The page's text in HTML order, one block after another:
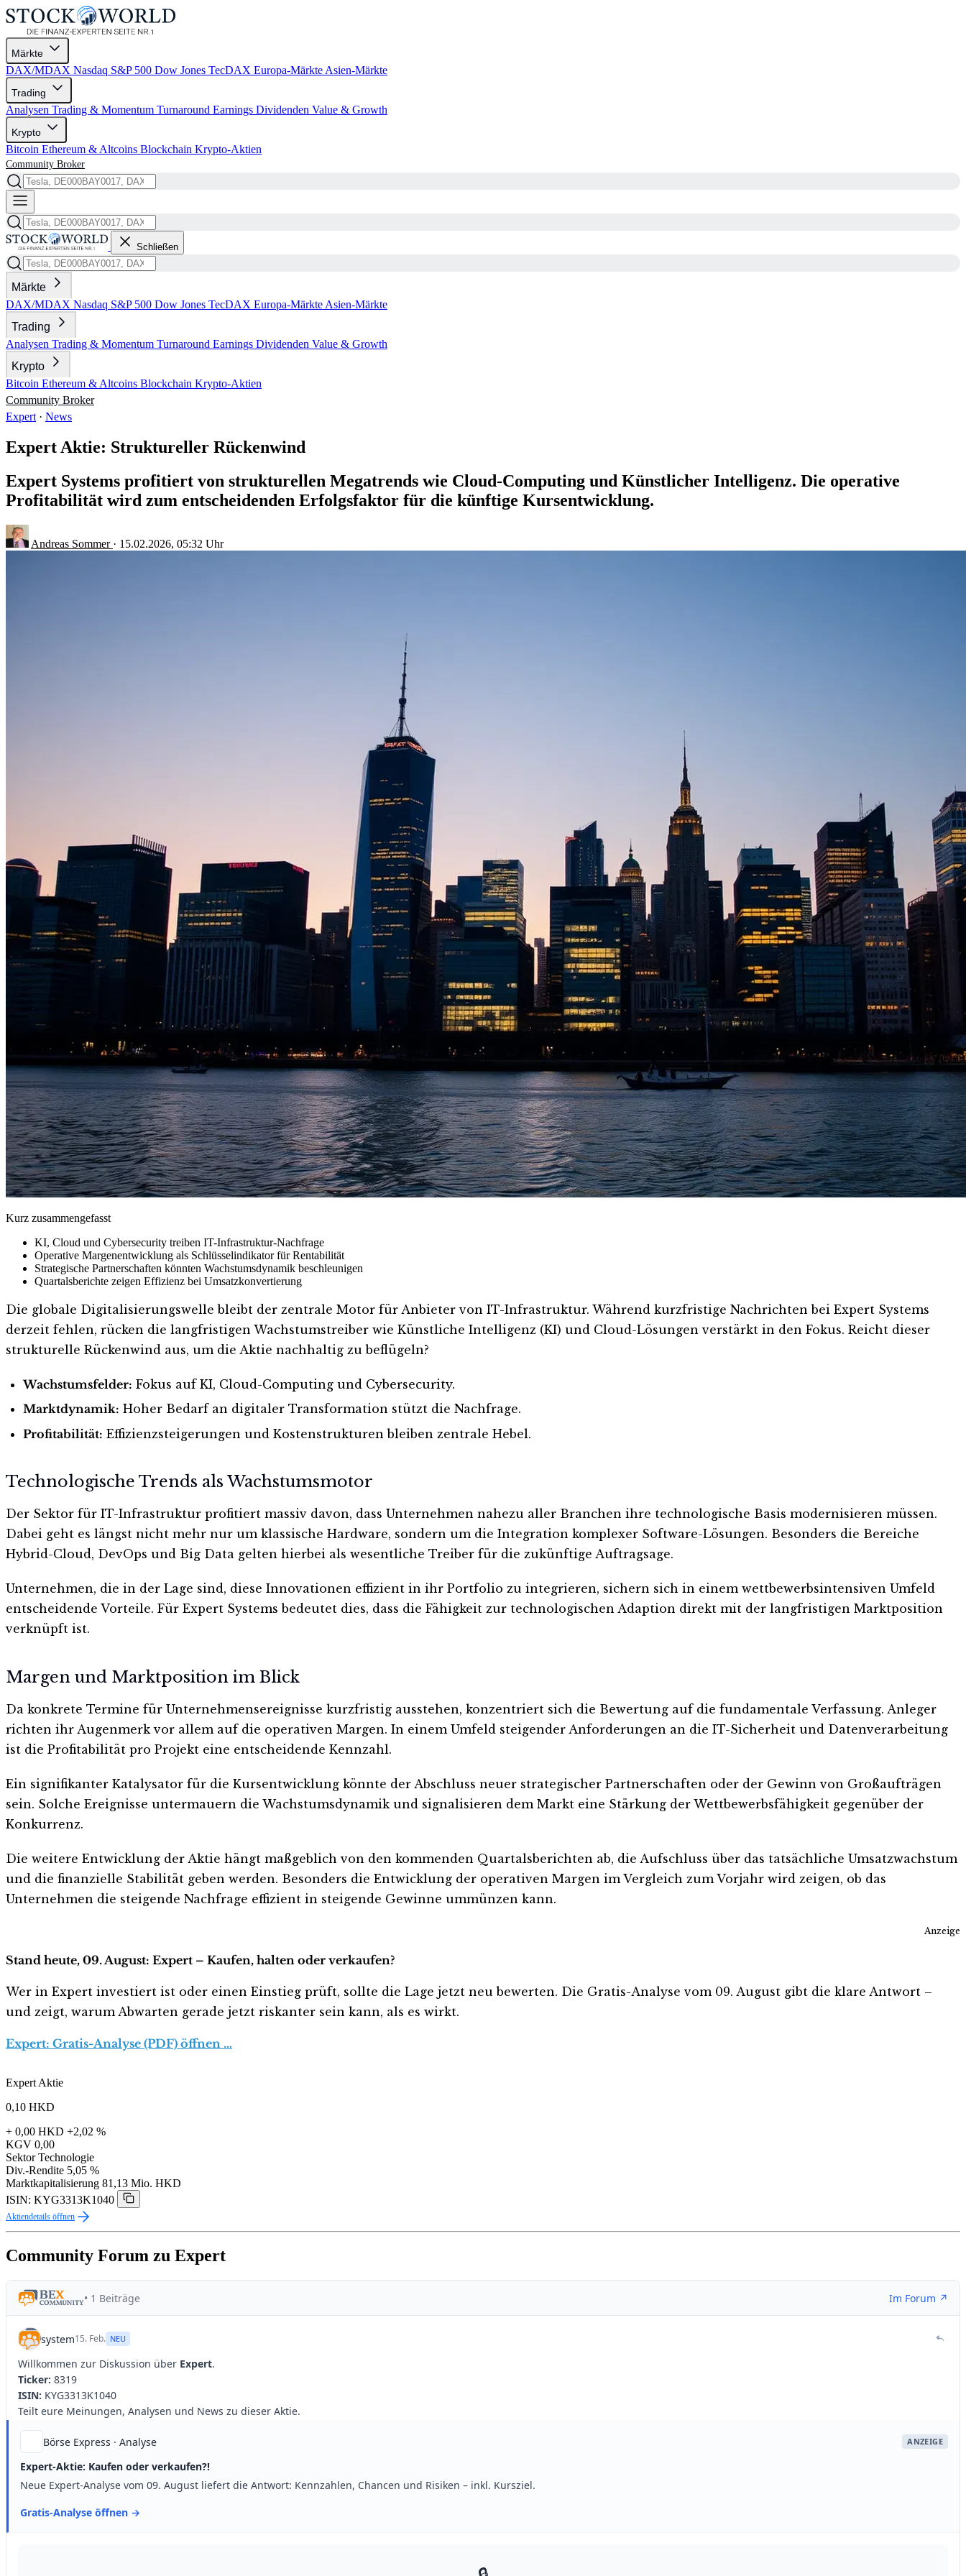
Märkte
DAX/MDAX Nasdaq S&P 500 Dow Jones TecDAX Europa-Märkte Asien-Märkte
Trading
Analysen Trading & Momentum Turnaround Earnings Dividenden Value & Growth
Krypto
Bitcoin Ethereum & Altcoins Blockchain Krypto-Aktien
Community Broker
Schließen
Märkte
DAX/MDAX Nasdaq S&P 500 Dow Jones TecDAX Europa-Märkte Asien-Märkte
Trading
Analysen Trading & Momentum Turnaround Earnings Dividenden Value & Growth
Krypto
Bitcoin Ethereum & Altcoins Blockchain Krypto-Aktien
Community Broker
Expert · News
Expert Aktie: Struktureller Rückenwind
Expert Systems profitiert von strukturellen Megatrends wie Cloud-Computing und Künstlicher Intelligenz. Die operative
Profitabilität wird zum entscheidenden Erfolgsfaktor für die künftige Kursentwicklung.
Andreas Sommer · 15.02.2026, 05:32 Uhr
Kurz zusammengefasst
KI, Cloud und Cybersecurity treiben IT-Infrastruktur-Nachfrage
Operative Margenentwicklung als Schlüsselindikator für Rentabilität
Strategische Partnerschaften könnten Wachstumsdynamik beschleunigen
Quartalsberichte zeigen Effizienz bei Umsatzkonvertierung
Die globale Digitalisierungswelle bleibt der zentrale Motor für Anbieter von IT-Infrastruktur. Während kurzfristige Nachrichten bei Expert Systems
derzeit fehlen, rücken die langfristigen Wachstumstreiber wie Künstliche Intelligenz (KI) und Cloud-Lösungen verstärkt in den Fokus. Reicht dieser
strukturelle Rückenwind aus, um die Aktie nachhaltig zu beflügeln?
Wachstumsfelder: Fokus auf KI, Cloud-Computing und Cybersecurity.
Marktdynamik: Hoher Bedarf an digitaler Transformation stützt die Nachfrage.
Profitabilität: Effizienzsteigerungen und Kostenstrukturen bleiben zentrale Hebel.
Technologische Trends als Wachstumsmotor
Der Sektor für IT-Infrastruktur profitiert massiv davon, dass Unternehmen nahezu aller Branchen ihre technologische Basis modernisieren müssen.
Dabei geht es längst nicht mehr nur um klassische Hardware, sondern um die Integration komplexer Software-Lösungen. Besonders die Bereiche
Hybrid-Cloud, DevOps und Big Data gelten hierbei als wesentliche Treiber für die zukünftige Auftragsage.
Unternehmen, die in der Lage sind, diese Innovationen effizient in ihr Portfolio zu integrieren, sichern sich in einem wettbewerbsintensiven Umfeld
entscheidende Vorteile. Für Expert Systems bedeutet dies, dass die Fähigkeit zur technologischen Adaption direkt mit der langfristigen Marktposition
verknüpft ist.
Margen und Marktposition im Blick
Da konkrete Termine für Unternehmensereignisse kurzfristig ausstehen, konzentriert sich die Bewertung auf die fundamentale Verfassung. Anleger
richten ihr Augenmerk vor allem auf die operativen Margen. In einem Umfeld steigender Anforderungen an die IT-Sicherheit und Datenverarbeitung
ist die Profitabilität pro Projekt eine entscheidende Kennzahl.
Ein signifikanter Katalysator für die Kursentwicklung könnte der Abschluss neuer strategischer Partnerschaften oder der Gewinn von Großaufträgen
sein. Solche Ereignisse untermauern die Wachstumsdynamik und signalisieren dem Markt eine Stärkung der Wettbewerbsfähigkeit gegenüber der
Konkurrenz.
Die weitere Entwicklung der Aktie hängt maßgeblich von den kommenden Quartalsberichten ab, die Aufschluss über das tatsächliche Umsatzwachstum
und die finanzielle Stabilität geben werden. Besonders die Entwicklung der operativen Margen im Vergleich zum Vorjahr wird zeigen, ob das
Unternehmen die steigende Nachfrage effizient in steigende Gewinne ummünzen kann.
Anzeige
Stand heute, 09. August: Expert – Kaufen, halten oder verkaufen?
Wer in Expert investiert ist oder einen Einstieg prüft, sollte die Lage jetzt neu bewerten. Die Gratis-Analyse vom 09. August gibt die klare Antwort –
und zeigt, warum Abwarten gerade jetzt riskanter sein kann, als es wirkt.
Expert: Gratis-Analyse (PDF) öffnen …
Expert Aktie
0,10 HKD
+ 0,00 HKD +2,02 %
KGV 0,00
Sektor Technologie
Div.-Rendite 5,05 %
Marktkapitalisierung 81,13 Mio. HKD
ISIN: KYG3313K1040
Aktiendetails öffnen
Community Forum zu Expert